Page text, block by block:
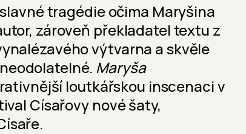
tragédie očima Maryšina
zároveň překladatel textu z
výtvarna a skvěle
Maryša
loutkářskou inscenaci v
Císařovy nové šaty,